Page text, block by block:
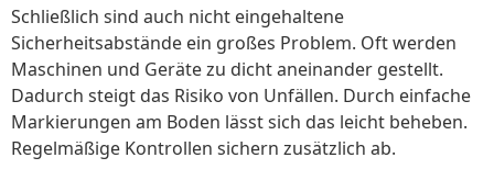
Schließlich sind auch nicht eingehaltene
Sicherheitsabstände ein großes Problem. Oft werden
Maschinen und Geräte zu dicht aneinander gestellt.
Dadurch steigt das Risiko von Unfällen. Durch einfache
Markierungen am Boden lässt sich das leicht beheben.
Regelmäßige Kontrollen sichern zusätzlich ab.